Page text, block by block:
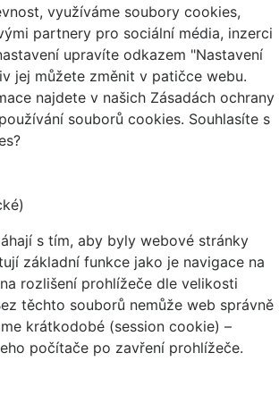
využíváme soubory cookies,
partnery pro sociální média, inzerci
upravíte odkazem "Nastavení
jej můžete změnit v patičce webu.
najdete v našich Zásadách ochrany
souborů cookies. Souhlasíte s
s tím, aby byly webové stránky
základní funkce jako je navigace na
rozlišení prohlížeče dle velikosti
těchto souborů nemůže web správně
krátkodobé (session cookie) –
počítače po zavření prohlížeče.